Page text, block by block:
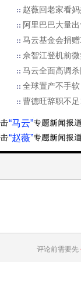
赵薇回老家看
阿里巴巴大量
马云基金会捐
佘智江登机前
马云全面高调
全球置产不手
曹德旺辞职不
“马云”
“赵薇”
评论前需要先